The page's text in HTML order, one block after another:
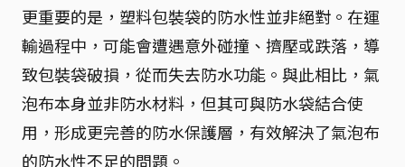
更重要的是，塑料包裝袋的防水性並非絕對。在運
輸過程中，可能會遭遇意外碰撞、擠壓或跌落，導
致包裝袋破損，從而失去防水功能。與此相比，氣
泡布本身並非防水材料，但其可與防水袋結合使
用，形成更完善的防水保護層，有效解決了氣泡布
的防水性不足的問題。